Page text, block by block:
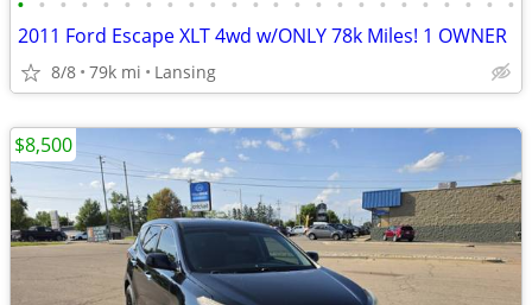
2011 Ford Escape XLT 4wd w/ONLY 78k Miles! 1 OWNER
8/8 79k mi Lansing
$8,500